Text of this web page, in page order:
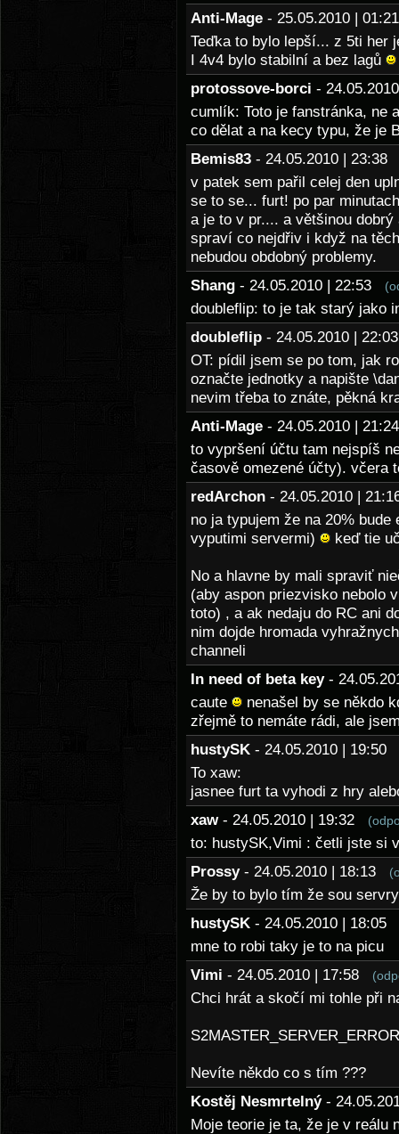
Anti-Mage - 25.05.2010 |
Teďka to bylo lepší... z 5ti her
I 4v4 bylo stabilní a bez lagů
protossove-borci -
cumlík: Toto je fanstránka, ne
co dělat a na kecy typu, že je
Bemis83 - 24.05.2010 |
v patek sem pařil celej den
se to se... furt! po par
a je to v pr.... a většinou
spraví co nejdřiv i když na
nebudou obdobný problemy.
Shang - 24.05.2010 | 22:53
doubleflip: to je tak starý jako
doubleflip - 24.05.2010 |
OT: pídil jsem se po tom, jak
označte jednotky a napište
nevim třeba to znáte, pěkná
Anti-Mage - 24.05.2010 |
to vypršení účtu tam nejspíš
časově omezené účty). včera
redArchon - 24.05.2010 |
no ja typujem že na 20%
vyputimi servermi)
keď tie
No a hlavne by mali spraviť
(aby aspon priezvisko nebolo
toto) , a ak nedaju do RC ani
nim dojde hromada
channeli
In need of beta key -
caute
nenašel by se někdo
zřejmě to nemáte rádi, ale
hustySK - 24.05.2010 | 19:50
To xaw:
jasnee furt ta vyhodi z hry
xaw - 24.05.2010 | 19:32
to: hustySK,Vimi : četli jste si
Prossy - 24.05.2010 | 18:13
Že by to bylo tím že sou
hustySK - 24.05.2010 | 18:05
mne to robi taky je to na picu
Vimi - 24.05.2010 | 17:58
Chci hrát a skočí mi tohle při
Nevíte někdo co s tím ???
Kostěj Nesmrtelný -
Moje teorie je ta, že je v reálu